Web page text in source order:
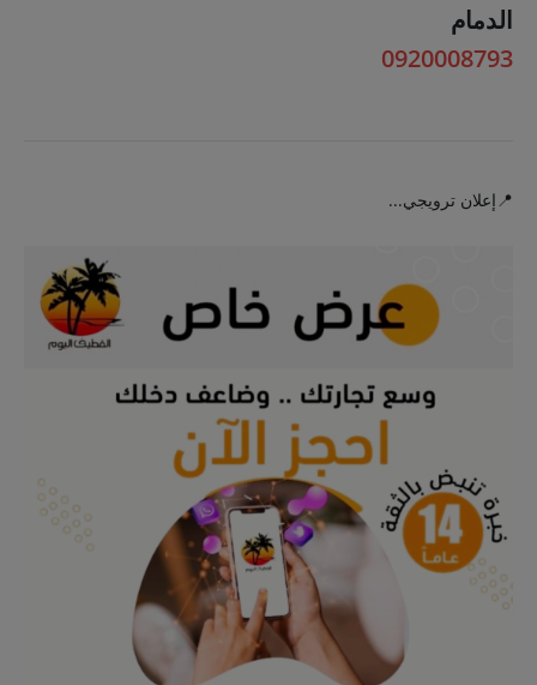
الدمام
0920008793
📍إعلان ترويجي...